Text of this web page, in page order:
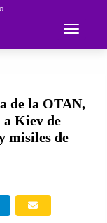
Toggle
de la OTAN,
Kiev de
misiles de